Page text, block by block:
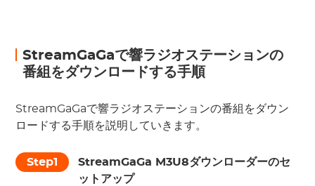
StreamGaGaで響ラジオステーションの
番組をダウンロードする手順
StreamGaGaで響ラジオステーションの番組をダウン
ロードする手順を説明していきます。
Step1
StreamGaGa M3U8ダウンローダーのセ
ットアップ